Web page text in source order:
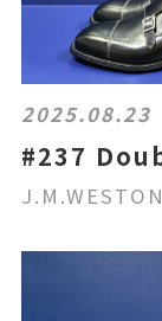
2025.08.23
#237
J.M.WESTON